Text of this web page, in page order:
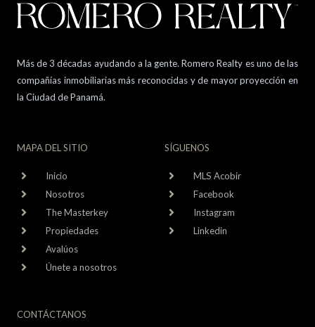
Más de 3 décadas ayudando a la gente. Romero Realty es uno de las
compañías inmobiliarias más reconocidas y de mayor proyección en
la Ciudad de Panamá.
MAPA DEL SITIO
Inicio
Nosotros
The Masterkey
Propiedades
Avalúos
Únete a nosotros
SÍGUENOS
MLS Acobir
Facebook
Instagram
Linkedin
CONTÁCTANOS